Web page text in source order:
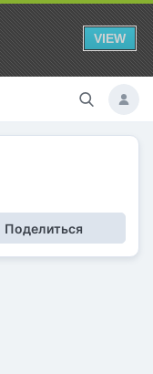
VIEW
Поделиться